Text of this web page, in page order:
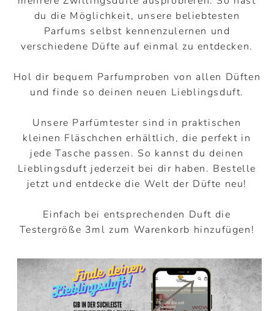
du die Möglichkeit, unsere beliebtesten
Parfums selbst kennenzulernen und
verschiedene Düfte auf einmal zu entdecken.
Hol dir bequem Parfumproben von allen Düften
und finde so deinen neuen Lieblingsduft.
Unsere Parfümtester sind in praktischen
kleinen Fläschchen erhältlich, die perfekt in
jede Tasche passen. So kannst du deinen
Lieblingsduft jederzeit bei dir haben. Bestelle
jetzt und entdecke die Welt der Düfte neu!
Einfach bei entsprechenden Duft die
Testergröße 3ml zum Warenkorb hinzufügen!